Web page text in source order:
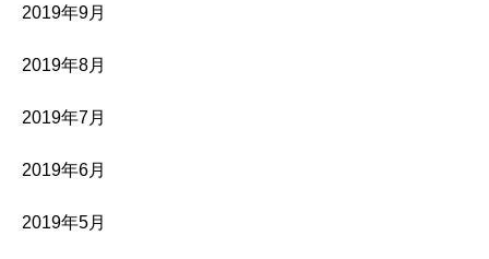
2019年9月
2019年8月
2019年7月
2019年6月
2019年5月